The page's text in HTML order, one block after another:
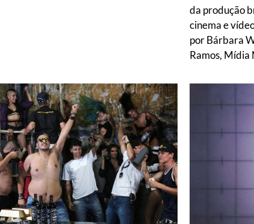
da produção
cinema e
por Bárbara
Ramos, Mídia